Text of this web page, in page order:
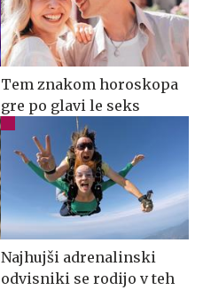
Tem znakom horoskopa
gre po glavi le seks
Najhujši adrenalinski
odvisniki se rodijo v teh